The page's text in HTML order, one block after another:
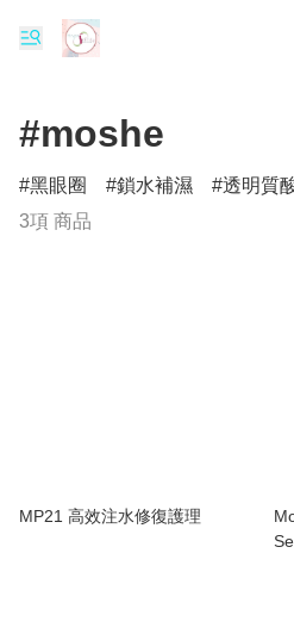
#moshe
黑眼圈 鎖水補濕 透明質
3項 商品
MP21 高效注水修復護理